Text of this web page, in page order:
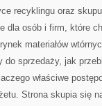
recyklingu oraz
dla osób i firm, które
materiałów
do sprzedaży, jak
właściwe
Strona skupia się